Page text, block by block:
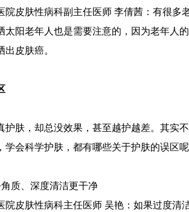
院皮肤性病科副主任医师 李倩茜：有很多
太阳老年人也是需要注意的，因为老年人
皮肤癌。
护肤，却总没效果，甚至越护越差。其实
学会科学护肤，都有哪些关于护肤的误区
质、深度清洁更干净
院皮肤性病科主任医师 吴艳：如果过度清